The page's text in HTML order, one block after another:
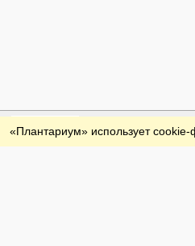
Обратная связь
«Плантариум» использует